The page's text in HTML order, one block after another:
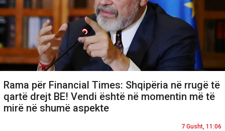
Rama për Financial Times: Shqipëria në rrugë të
qartë drejt BE! Vendi është në momentin më të
mirë në shumë aspekte
7 Gusht, 11:06